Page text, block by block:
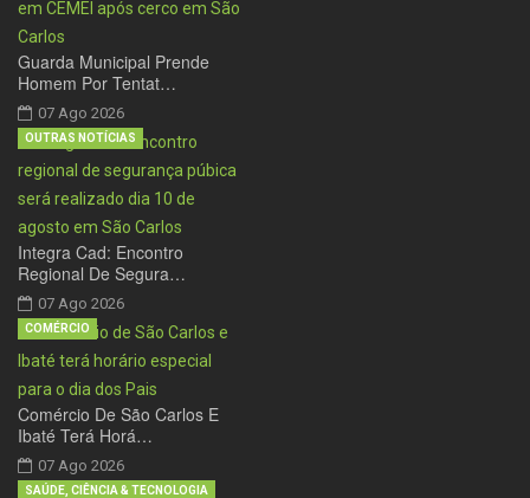
Guarda Municipal Prende
Homem Por Tentat…
07 Ago 2026
Integra Cad: Encontro
Regional De Segura…
07 Ago 2026
OUTRAS NOTÍCIAS
Comércio De São Carlos E
Ibaté Terá Horá…
07 Ago 2026
COMÉRCIO
SAÚDE, CIÊNCIA & TECNOLOGIA